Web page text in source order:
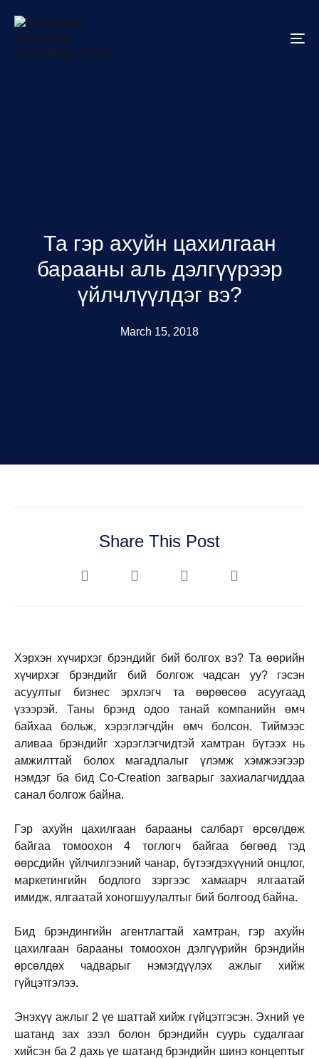
Та гэр ахуйн цахилгаан
барааны аль дэлгүүрээр
үйлчлүүлдэг вэ?
March 15, 2018
Share This Post
Хэрхэн хүчирхэг брэндийг бий болгох вэ? Та өөрийн
хүчирхэг брэндийг бий болгож чадсан уу? гэсэн
асуултыг бизнес эрхлэгч та өөрөөсөө асуугаад
үзээрэй. Таны брэнд одоо танай компанийн өмч
байхаа больж, хэрэглэгчдйн өмч болсон. Тиймээс
аливаа брэндийг хэрэглэгчидтэй хамтран бүтээх нь
амжилттай болох магадлалыг үлэмж хэмжээгээр
нэмдэг ба бид Co-Creation загварыг захиалагчиддаа
санал болгож байна.
Гэр ахуйн цахилгаан барааны салбарт өрсөлдөж
байгаа томоохон 4 тоглогч байгаа бөгөөд тэд
өөрсдийн үйлчилгээний чанар, бүтээгдэхүүний онцлог,
маркетингийн бодлого зэргээс хамаарч ялгаатай
имидж, ялгаатай хоногшуулалтыг бий болгоод байна.
Бид брэндингийн агентлагтай хамтран, гэр ахуйн
цахилгаан барааны томоохон дэлгүүрийн брэндийн
өрсөлдөх чадварыг нэмэгдүүлэх ажлыг хийж
гүйцэтгэлээ.
Энэхүү ажлыг 2 үе шаттай хийж гүйцэтгэсэн. Эхний үе
шатанд зах зээл болон брэндийн суурь судалгааг
хийсэн ба 2 дахь үе шатанд брэндийн шинэ концептыг